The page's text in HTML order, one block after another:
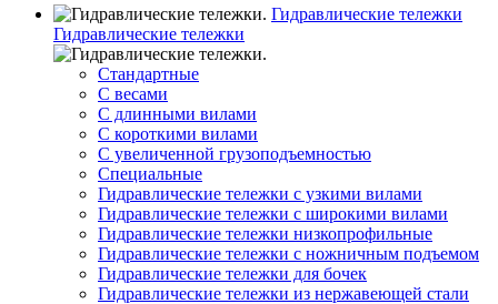
Гидравлические тележки
Гидравлические тележки
Стандартные
С весами
С длинными вилами
С короткими вилами
С увеличенной грузоподъемностью
Специальные
Гидравлические тележки с узкими вилами
Гидравлические тележки с широкими вилами
Гидравлические тележки низкопрофильные
Гидравлические тележки с ножничным подъемом
Гидравлические тележки для бочек
Гидравлические тележки из нержавеющей стали